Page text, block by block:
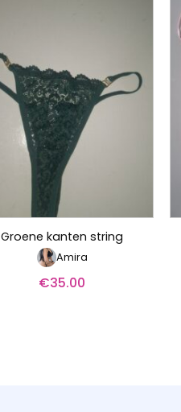
Groene kanten string
Amira
€35.00